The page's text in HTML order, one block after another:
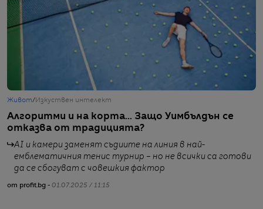
Живот/Изкуствен интелект
Алгоритми и на корта... Защо Уимбълдън се
отказва от традицията?
AI и камери заменят съдиите на линия в най-
емблематичния тенис турнир – но не всички са готови
да се сбогуват с човешкия фактор
от profit.bg - 01.07.2025 / 11:15